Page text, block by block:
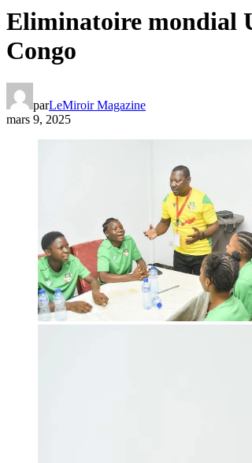
Eliminatoire mondial
Congo
parLeMiroir Magazine
mars 9, 2025